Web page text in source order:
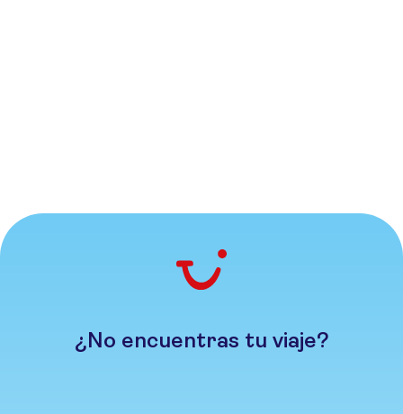
¿No encuentras tu viaje?